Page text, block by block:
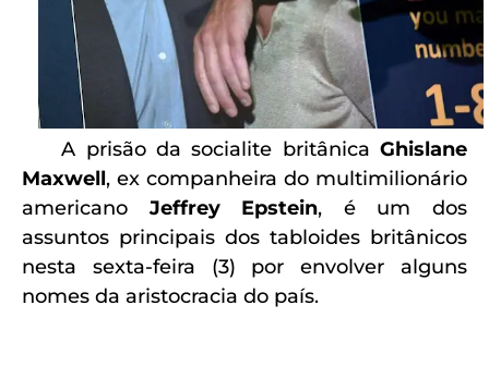
A prisão da socialite britânicaGhislane
Maxwell, ex companheira do multimilionário
americanoJeffrey Epstein, é um dos
assuntos principais dos tabloides britânicos
nesta sexta-feira (3) por envolver alguns
nomes da aristocracia do país.